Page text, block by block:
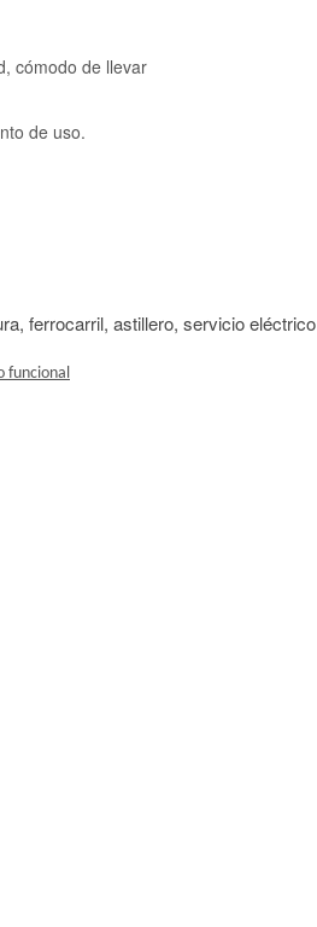
cómodo de llevar
de uso.
ferrocarril, astillero, servicio eléctrico
funcional